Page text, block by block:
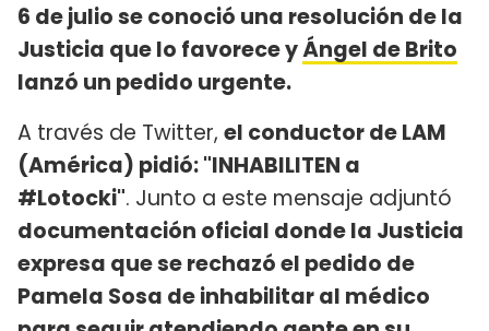
6 de julio se conoció una resolución de la
Justicia que lo favorece yÁngel de Brito
lanzó un pedido urgente.
A través de Twitter, el conductor de LAM
(América) pidió: "INHABILITEN a
#Lotocki". Junto a este mensaje adjuntó
documentación oficial donde la Justicia
expresa que se rechazó el pedido de
Pamela Sosa de inhabilitar al médico